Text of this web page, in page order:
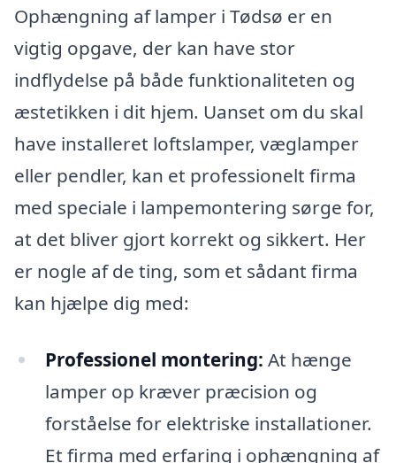
Ophængning af lamper i Tødsø er en
vigtig opgave, der kan have stor
indflydelse på både funktionaliteten og
æstetikken i dit hjem. Uanset om du skal
have installeret loftslamper, væglamper
eller pendler, kan et professionelt firma
med speciale i lampemontering sørge for,
at det bliver gjort korrekt og sikkert. Her
er nogle af de ting, som et sådant firma
kan hjælpe dig med:
Professionel montering: At hænge
lamper op kræver præcision og
forståelse for elektriske installationer.
Et firma med erfaring i ophængning af